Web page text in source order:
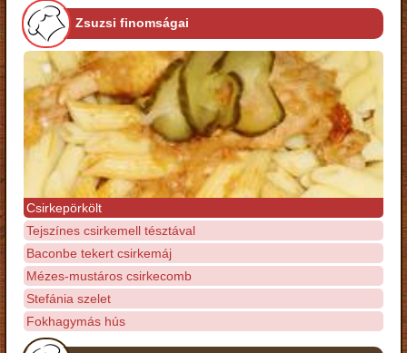
Zsuzsi finomságai
Csirkepörkölt
Tejszínes csirkemell tésztával
Baconbe tekert csirkemáj
Mézes-mustáros csirkecomb
Stefánia szelet
Fokhagymás hús